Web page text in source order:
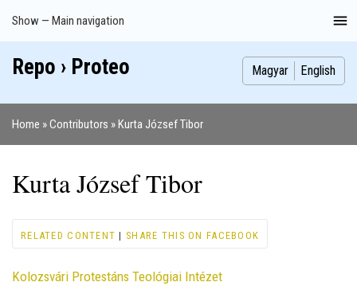
Main
navigation
Show — Main navigation
Index
Publications
Theses
Images
Contributors
Repo › Proteo Magyar English
Home Contributors Kurta József Tibor
Kurta József Tibor
RELATED CONTENT | SHARE THIS ON FACEBOOK
Kolozsvári Protestáns Teológiai Intézet